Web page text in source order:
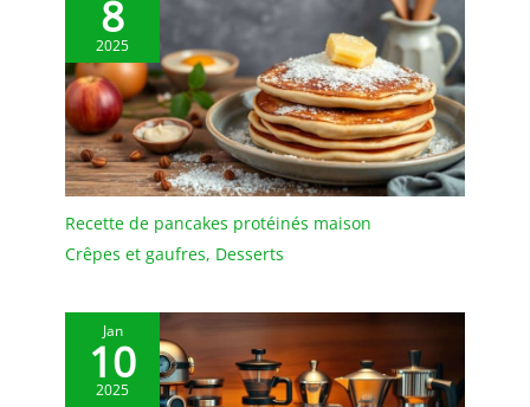
coudée] Cette cuillère à
café est extrêmement
pratique et peut servir à
remuer le café, les
desserts, le lait, le sucre,
la crème et bien plus
encore. Elle convient à la
maison, au bureau, aux
cafés, restaurants,
hôtels, etc. Ce set de
vous, votre famille et vos
amis. C'est un présent et
un souvenir parfaits.
8
2025
Recette de pancakes protéinés maison
Crêpes et gaufres, Desserts
Jan
10
2025